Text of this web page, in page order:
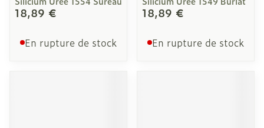
18,89 €
En rupture de stock
18,89 €
En rupture de stock